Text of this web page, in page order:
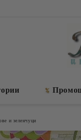
и зеленчуци